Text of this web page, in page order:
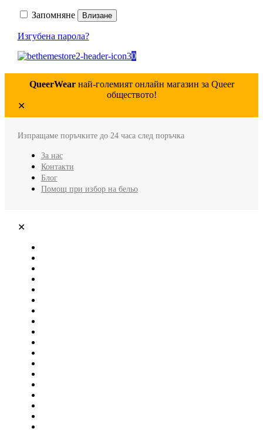
Запомняне Влизане
Изгубена парола?
0
QueerWearнай-големият онлайн магазин за Queer
обществото!
✕
Изпращаме поръчките до 24 часа след поръчка
За нас
Контакти
Блог
Помощ при избор на бельо
✕